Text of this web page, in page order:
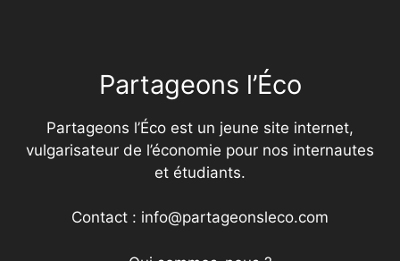
Partageons l’Éco
Partageons l’Éco est un jeune site internet,
vulgarisateur de l’économie pour nos internautes
et étudiants.
Contact : info@partageonsleco.com